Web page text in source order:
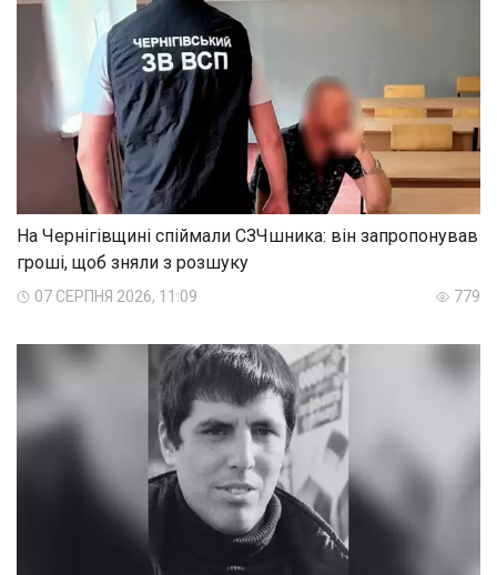
На Чернігівщині спіймали СЗЧшника: він запропонував
гроші, щоб зняли з розшуку
07 СЕРПНЯ 2026, 11:09 779